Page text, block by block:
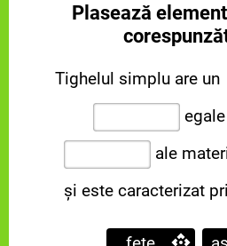
Plasează
Tighelul simplu are un
ale
și este caracterizat